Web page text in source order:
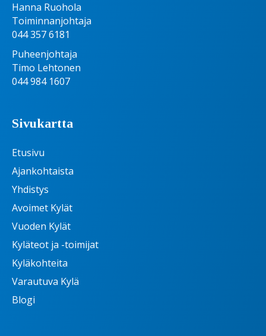
Hanna Ruohola
Toiminnanjohtaja
044 357 6181
Puheenjohtaja
Timo Lehtonen
044 984 1607
Sivukartta
Etusivu
Ajankohtaista
Yhdistys
Avoimet Kylät
Vuoden Kylät
Kyläteot ja -toimijat
Kyläkohteita
Varautuva Kylä
Blogi